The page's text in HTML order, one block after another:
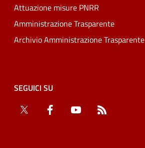
Attuazione misure PNRR
Amministrazione Trasparente
Archivio Amministrazione Trasparente
SEGUICI SU
Twitter
Facebook YouTube